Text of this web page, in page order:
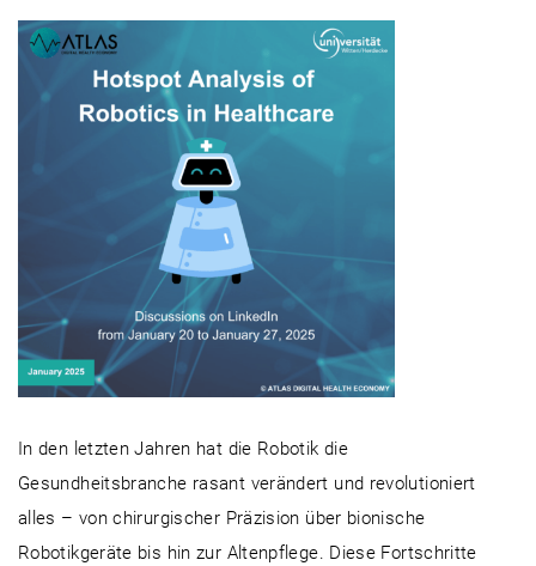
In den letzten Jahren hat die Robotik die
Gesundheitsbranche rasant verändert und revolutioniert
alles – von chirurgischer Präzision über bionische
Robotikgeräte bis hin zur Altenpflege. Diese Fortschritte